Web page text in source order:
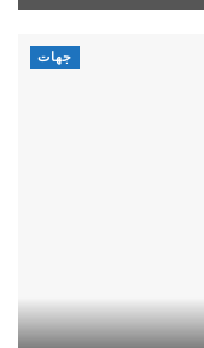
جهات